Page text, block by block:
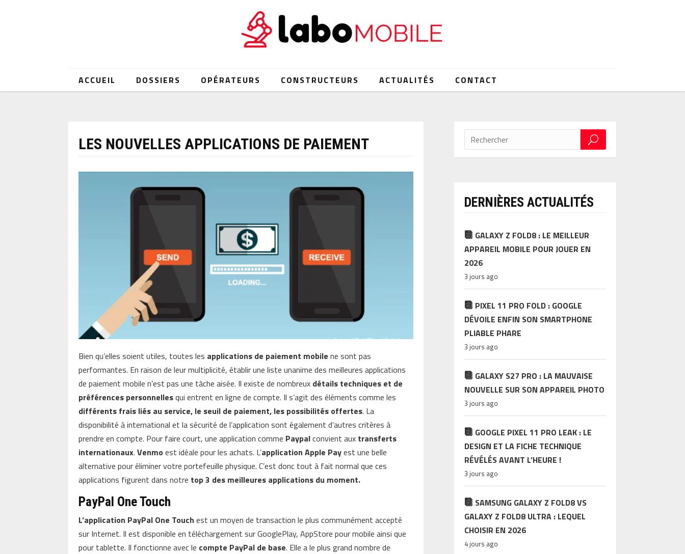
ACCUEIL DOSSIERS OPÉRATEURS CONSTRUCTEURS ACTUALITÉS CONTACT
LES NOUVELLES APPLICATIONS DE PAIEMENT
Bien qu’elles soient utiles, toutes les applications de paiement mobile ne sont pas
performantes. En raison de leur multiplicité, établir une liste unanime des meilleures applications
de paiement mobile n’est pas une tâche aisée. Il existe de nombreux détails techniques et de
préférences personnellesqui entrent en ligne de compte. Il s’agit des éléments comme les
différents frais liés au service, le seuil de paiement, les possibilités offertes. La
disponibilité à international et la sécurité de l’application sont également d’autres critères à
prendre en compte. Pour faire court, une application comme Paypalconvient aux transferts
internationaux.Venmo est idéale pour les achats. L’application Apple Payest une belle
alternative pour éliminer votre portefeuille physique. C’est donc tout à fait normal que ces
applications figurent dans notre top 3 des meilleures applications du moment.
PayPal One Touch
L’application PayPal One Touch est un moyen de transaction le plus communément accepté
sur Internet. Il est disponible en téléchargement sur GooglePlay, AppStore pour mobile ainsi que
pour tablette. Il fonctionne avec le compte PayPal de base. Elle a le plus grand nombre de
DERNIÈRES ACTUALITÉS
GALAXY Z FOLD8 : LE MEILLEUR
APPAREIL MOBILE POUR JOUER EN
2026
3 jours ago
PIXEL 11 PRO FOLD : GOOGLE
DÉVOILE ENFIN SON SMARTPHONE
PLIABLE PHARE
3 jours ago
GALAXY S27 PRO : LA MAUVAISE
NOUVELLE SUR SON APPAREIL PHOTO
3 jours ago
GOOGLE PIXEL 11 PRO LEAK : LE
DESIGN ET LA FICHE TECHNIQUE
RÉVÉLÉS AVANT L’HEURE !
3 jours ago
SAMSUNG GALAXY Z FOLD8 VS
GALAXY Z FOLD8 ULTRA : LEQUEL
CHOISIR EN 2026
4 jours ago